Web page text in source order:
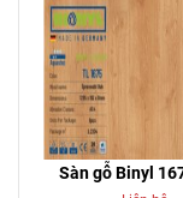
Sàn gỗ Binyl